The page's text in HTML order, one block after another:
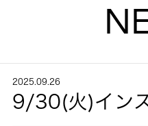
2025.09.26
9/30(火)イン